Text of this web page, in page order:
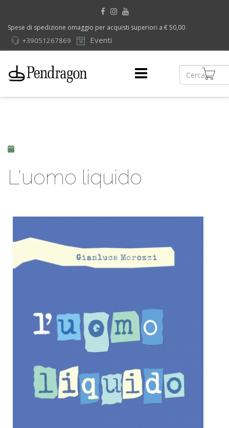
Spese di spedizione omaggio per acquisti superiori a € 50,00
Eventi
+39051267869
L'uomo liquido